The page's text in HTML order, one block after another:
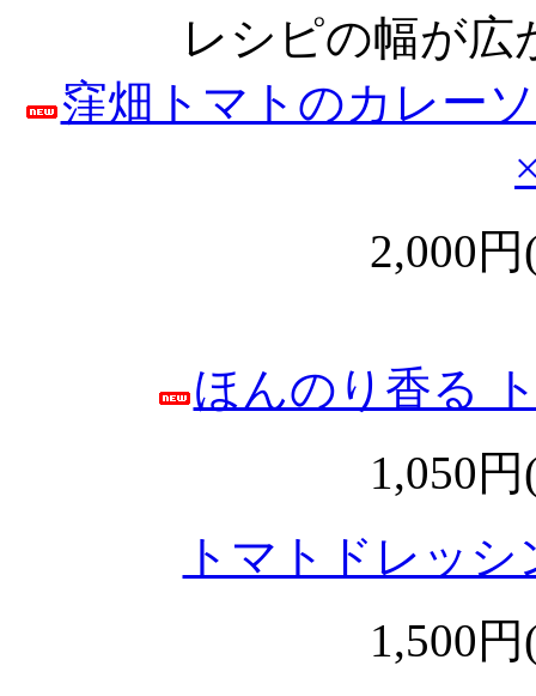
レシピの幅が
窪畑トマトのカレー
2,000
ほんのり香る
1,050
トマトドレッ
1,500